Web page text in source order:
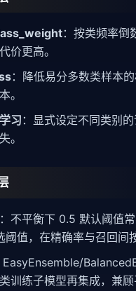
：按类频率倒
价更高。
：降低易分多数类样本
。
习：显式设定不同类别
。
：不平衡下 0.5 默认阈值
阈值，在精确率与召回间
EasyEnsemble/
训练子模型再集成，兼顾